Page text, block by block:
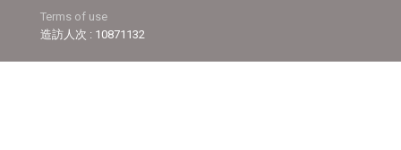
Terms of use
造訪人次 : 10871132